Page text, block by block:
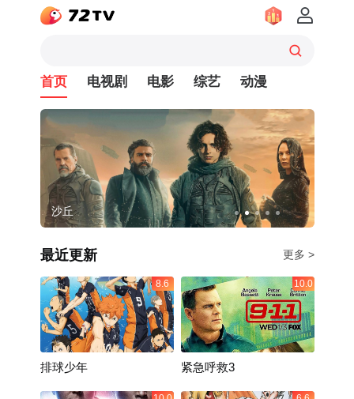
首页 电视剧 电影 综艺 动漫
沙丘
最近更新 更多 >
8.6
排球少年
10.0
紧急呼救3